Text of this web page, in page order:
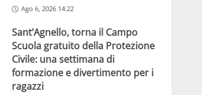
Ago 6, 2026 14:22
Sant’Agnello, torna il Campo
Scuola gratuito della Protezione
Civile: una settimana di
formazione e divertimento per i
ragazzi